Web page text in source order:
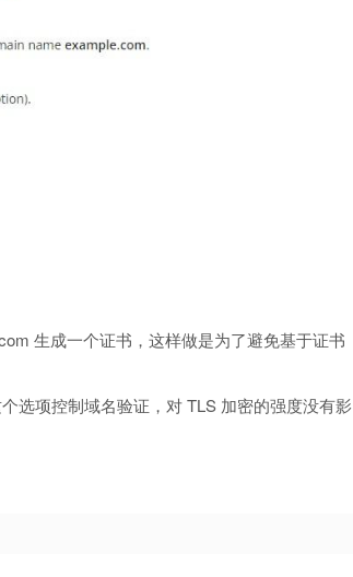
生成一个证书，这样做是为了避免基于证书
个选项控制域名验证，对 TLS 加密的强度没有影